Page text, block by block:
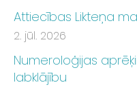
Attiecības Likteņa
2. jūl. 2026
Numeroloģijas
labklājību